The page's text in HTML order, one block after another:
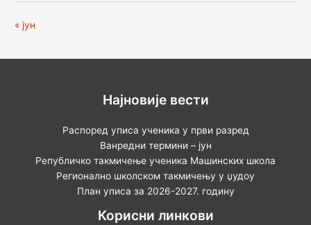
« јун
Најновије вести
Распоред уписа ученика у први разред
Ванредни термини – јун
Републичко такмичење ученика Машинских школа
Регионално школском такмичењу у џудоу
План уписа за 2026-2027. годину
Корисни линкови